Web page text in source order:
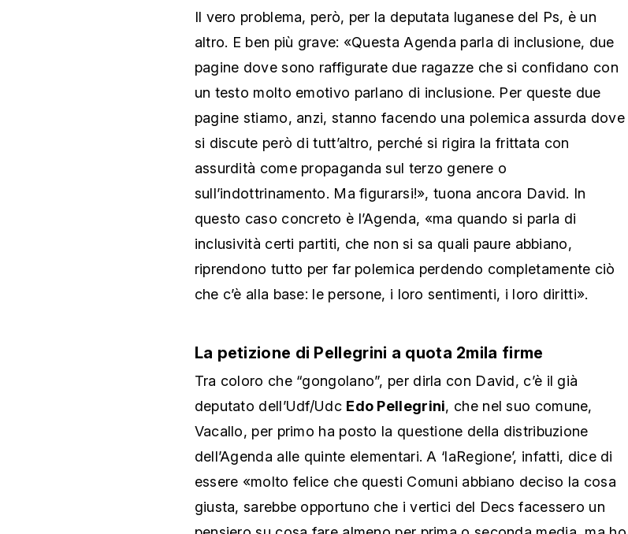
Il vero problema, però, per la deputata luganese del Ps, è un
altro. E ben più grave: «Questa Agenda parla di inclusione, due
pagine dove sono raffigurate due ragazze che si confidano con
un testo molto emotivo parlano di inclusione. Per queste due
pagine stiamo, anzi, stanno facendo una polemica assurda dove
si discute però di tutt’altro, perché si rigira la frittata con
assurdità come propaganda sul terzo genere o
sull’indottrinamento. Ma figurarsi!», tuona ancora David. In
questo caso concreto è l’Agenda, «ma quando si parla di
inclusività certi partiti, che non si sa quali paure abbiano,
riprendono tutto per far polemica perdendo completamente ciò
che c’è alla base: le persone, i loro sentimenti, i loro diritti».
La petizione di Pellegrini a quota 2mila firme
Tra coloro che “gongolano”, per dirla con David, c’è il già
deputato dell’Udf/Udc Edo Pellegrini, che nel suo comune,
Vacallo, per primo ha posto la questione della distribuzione
dell’Agenda alle quinte elementari. A ‘laRegione’, infatti, dice di
essere «molto felice che questi Comuni abbiano deciso la cosa
giusta, sarebbe opportuno che i vertici del Decs facessero un